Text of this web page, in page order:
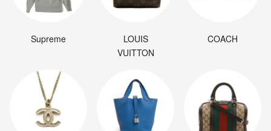
Supreme
LOUIS
VUITTON
COACH